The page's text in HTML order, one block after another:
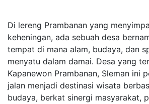
Di lereng Prambanan yang
keheningan, ada sebuah desa
tempat di mana alam, budaya, dan
menyatu dalam damai. Desa yang
Kapanewon Prambanan, Sleman ini
jalan menjadi destinasi wisata
budaya, berkat sinergi masyarakat,